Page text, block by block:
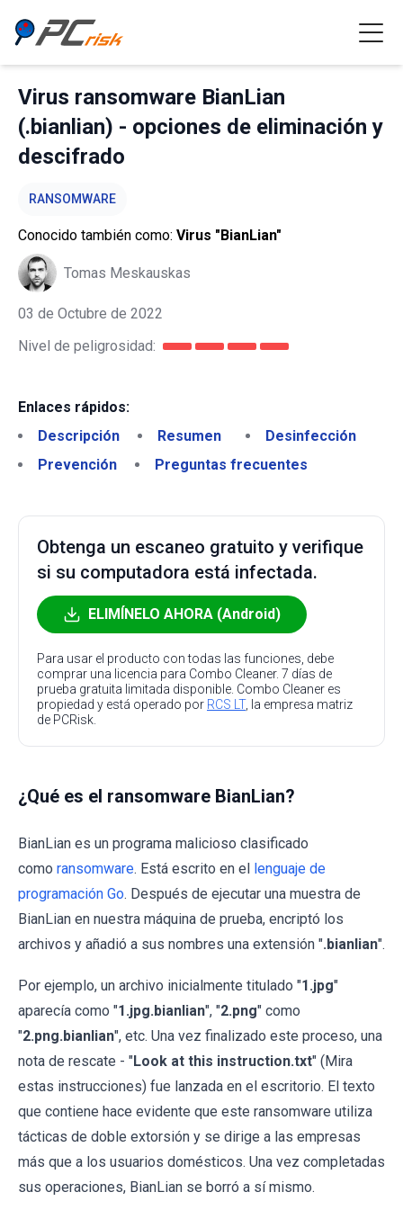
Virus ransomware BianLian
(.bianlian) - opciones de eliminación y
descifrado
RANSOMWARE
Conocido también como: Virus "BianLian"
Tomas Meskauskas
03 de Octubre de 2022
Nivel de peligrosidad:
Enlaces rápidos:
Descripción
Resumen
Desinfección
Prevención
Preguntas frecuentes
Obtenga un escaneo gratuito y verifique
si su computadora está infectada.
ELIMÍNELO AHORA (Android)
Para usar el producto con todas las funciones, debe
comprar una licencia para Combo Cleaner. 7 días de
prueba gratuita limitada disponible. Combo Cleaner es
propiedad y está operado por RCS LT, la empresa matriz
de PCRisk.
¿Qué es el ransomware BianLian?
BianLian es un programa malicioso clasificado
como ransomware. Está escrito en el lenguaje de
programación Go. Después de ejecutar una muestra de
BianLian en nuestra máquina de prueba, encriptó los
archivos y añadió a sus nombres una extensión ".bianlian".
Por ejemplo, un archivo inicialmente titulado "1.jpg"
aparecía como "1.jpg.bianlian", "2.png" como
"2.png.bianlian", etc. Una vez finalizado este proceso, una
nota de rescate - "Look at this instruction.txt" (Mira
estas instrucciones) fue lanzada en el escritorio. El texto
que contiene hace evidente que este ransomware utiliza
tácticas de doble extorsión y se dirige a las empresas
más que a los usuarios domésticos. Una vez completadas
sus operaciones, BianLian se borró a sí mismo.